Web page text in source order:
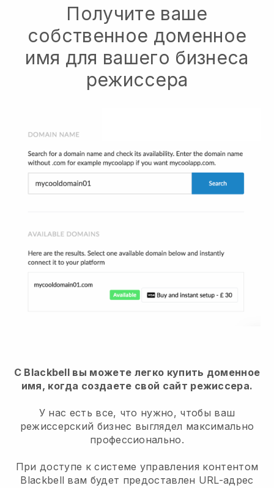
Получите ваше
собственное доменное
имя для вашего бизнеса
режиссера
С Blackbell вы можете легко купить доменное
имя, когда создаете свой сайт режиссера.
У нас есть все, что нужно, чтобы ваш
режиссерский бизнес выглядел максимально
профессионально.
При доступе к системе управления контентом
Blackbell вам будет предоставлен URL-адрес